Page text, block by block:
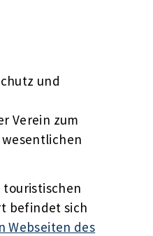
und
Verein zum
touristischen
befindet sich
Webseiten des